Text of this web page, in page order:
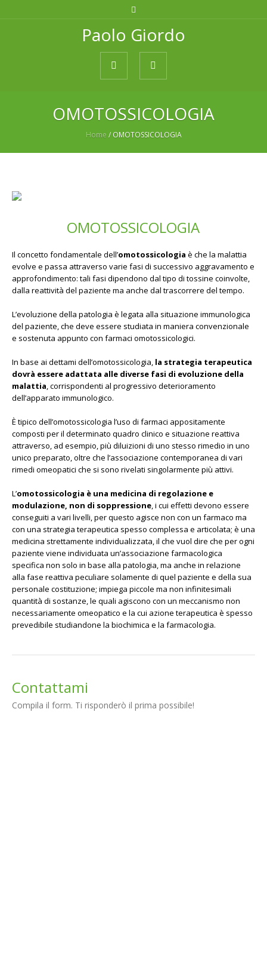
Paolo Giordo
OMOTOSSICOLOGIA
Home / OMOTOSSICOLOGIA
OMOTOSSICOLOGIA
Il concetto fondamentale dell’omotossicologia è che la malattia
evolve e passa attraverso varie fasi di successivo aggravamento e
approfondimento: tali fasi dipendono dal tipo di tossine coinvolte,
dalla reattività del paziente ma anche dal trascorrere del tempo.
L’evoluzione della patologia è legata alla situazione immunologica
del paziente, che deve essere studiata in maniera convenzionale
e sostenuta appunto con farmaci omotossicologici.
In base ai dettami dell’omotossicologia, la strategia terapeutica
dovrà essere adattata alle diverse fasi di evoluzione della
malattia, corrispondenti al progressivo deterioramento
dell’apparato immunologico.
È tipico dell’omotossicologia l’uso di farmaci appositamente
composti per il determinato quadro clinico e situazione reattiva
attraverso, ad esempio, più diluizioni di uno stesso rimedio in uno
unico preparato, oltre che l’associazione contemporanea di vari
rimedi omeopatici che si sono rivelati singolarmente più attivi.
L’omotossicologia è una medicina di regolazione e
modulazione, non di soppressione, i cui effetti devono essere
conseguiti a vari livelli, per questo agisce non con un farmaco ma
con una strategia terapeutica spesso complessa e articolata; è una
medicina strettamente individualizzata, il che vuol dire che per ogni
paziente viene individuata un’associazione farmacologica
specifica non solo in base alla patologia, ma anche in relazione
alla fase reattiva peculiare solamente di quel paziente e della sua
personale costituzione; impiega piccole ma non infinitesimali
quantità di sostanze, le quali agiscono con un meccanismo non
necessariamente omeopatico e la cui azione terapeutica è spesso
prevedibile studiandone la biochimica e la farmacologia.
Contattami
Compila il form. Ti risponderò il prima possibile!